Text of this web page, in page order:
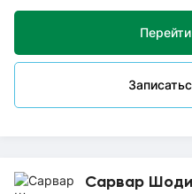
контрольным работам. В
внимание доступности и
Объясняю понятно и
методы преподавания и
Ежегодно прохожу
курсе последних новшеств
Сарвар